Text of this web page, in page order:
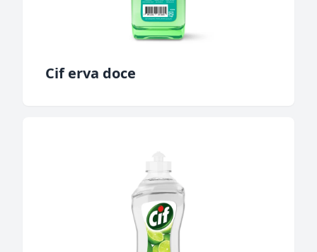
Cif erva doce